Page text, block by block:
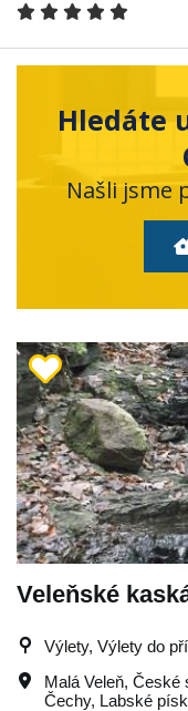
Hledáte
Našli jsme
Veleňské
Výlety, Výlety do
Malá Veleň, České
Čechy, Labské